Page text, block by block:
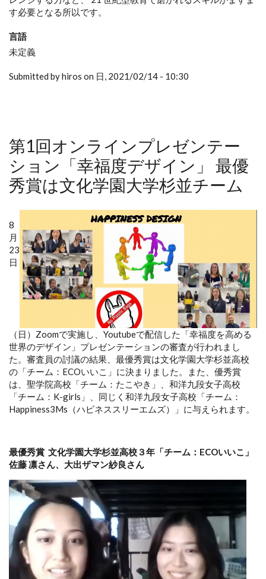
す必要となる所以です。
言語
未定義
Submitted by hiros on 日, 2021/02/14 - 10:30
第1回オンラインプレゼンテー
ション「幸福度デザイン」 最優
秀賞は文化学園大学杉並チーム
8
月
23
日
（日）Zoomで実施し、Youtubeで配信した「幸福度を高める
世界のデザイン」プレゼンテーションの審査が行われまし
た。審査員の討議の結果、最優秀賞は文化学園大学杉並高校
の「チーム：ECOいいこ」に決まりました。また、優秀賞
は、聖学院高校「チーム：たこやき」、和洋九段女子高校
「チーム：K-girls」、同じく和洋九段女子高校「チーム：
Happiness3Ms（ハピネススリーエムズ）」に与えられます。
最優秀賞 文化学園大学杉並高校３年「チーム：ECOいいこ」
佐藤 凛さん、大出ザマン紗良さん